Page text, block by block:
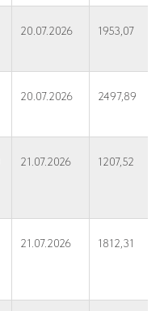
20.07.2026 1953,07
20.07.2026 2497,89
21.07.2026 1207,52
21.07.2026 1812,31